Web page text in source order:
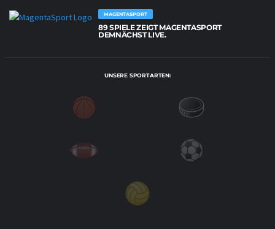
MAGENTASPORT
89 SPIELE ZEIGT MAGENTASPORT
DEMNÄCHST LIVE.
UNSERE SPORTARTEN: